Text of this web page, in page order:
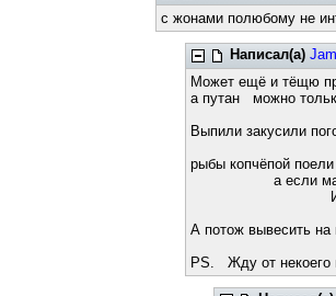
с жонами полюбому не
Написал(а)
Может ещё и тёщю
а путан можно
Выпили закусили
рыбы копчёпой поели
а если мало
И
А потож вывесить на
PS. Жду от некоего